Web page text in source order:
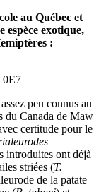
au Québec et
espèce exotique,
:
0E7
peu connus au
du Canada de Maw
certitude pour le
introduites ont déjà
striées (T.
de la patate